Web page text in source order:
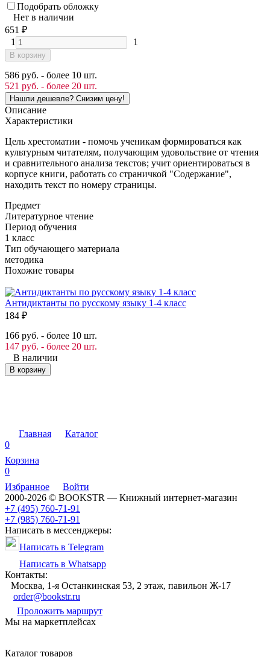
Подобрать обложку
Нет в наличии
651 ₽
1
1
В корзину
586 руб. - более 10 шт.
521 руб. - более 20 шт.
Описание
Характеристики
Цель хрестоматии - помочь ученикам формироваться как
культурным читателям, получающим удовольствие от чтения
и сравнительного анализа текстов; учит ориентироваться в
корпусе книги, работать со страничкой "Содержание",
находить текст по номеру страницы.
Предмет
Литературное чтение
Период обучения
1 класс
Тип обучающего материала
методика
Похожие товары
Антидиктанты по русскому языку 1-4 класс
184 ₽
166 руб. - более 10 шт.
147 руб. - более 20 шт.
В наличии
В корзину
Главная
Каталог
0
Корзина
0
Избранное
Войти
2000-2026 © BOOKSTR — Книжный интернет-магазин
+7 (495) 760-71-91
+7 (985) 760-71-91
Написать в мессенджеры:
Написать в Telegram
Написать в Whatsapp
Контакты:
Москва, 1-я Останкинская 53, 2 этаж, павильон Ж-17
order@bookstr.ru
Проложить маршрут
Мы на маркетплейсах
Каталог товаров